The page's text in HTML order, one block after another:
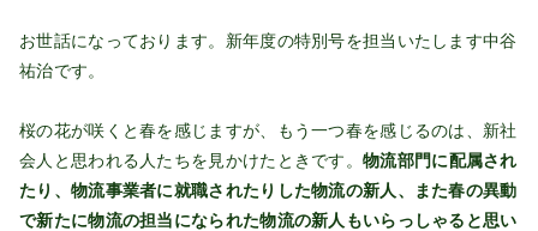
お世話になっております。新年度の特別号を担当いたします中谷
祐治です。
桜の花が咲くと春を感じますが、もう一つ春を感じるのは、新社
会人と思われる人たちを見かけたときです。物流部門に配属され
たり、物流事業者に就職されたりした物流の新人、また春の異動
で新たに物流の担当になられた物流の新人もいらっしゃると思い